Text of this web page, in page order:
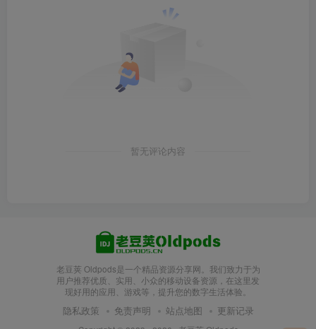
暂无评论内容
老豆荚 Oldpods是一个精品资源分享网。我们致力于为
用户推荐优质、实用、小众的移动设备资源，在这里发
现好用的应用、游戏等，提升您的数字生活体验。
隐私政策 免责声明 站点地图 更新记录